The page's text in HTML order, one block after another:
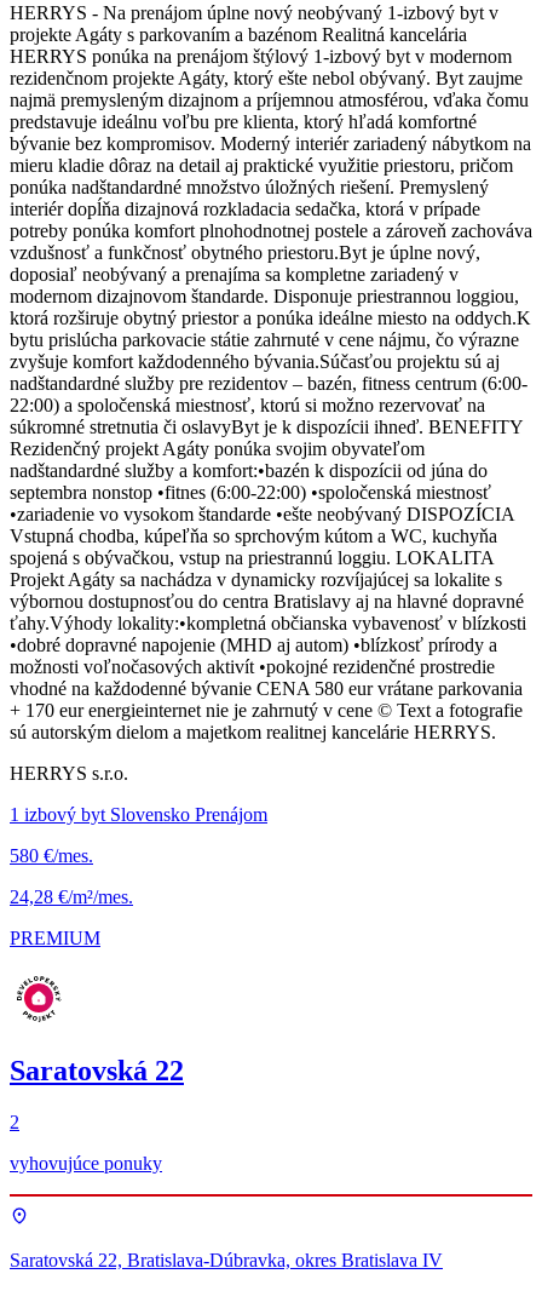
HERRYS - Na prenájom úplne nový neobývaný 1-izbový byt v
projekte Agáty s parkovaním a bazénom Realitná kancelária
HERRYS ponúka na prenájom štýlový 1-izbový byt v modernom
rezidenčnom projekte Agáty, ktorý ešte nebol obývaný. Byt zaujme
najmä premysleným dizajnom a príjemnou atmosférou, vďaka čomu
predstavuje ideálnu voľbu pre klienta, ktorý hľadá komfortné
bývanie bez kompromisov. Moderný interiér zariadený nábytkom na
mieru kladie dôraz na detail aj praktické využitie priestoru, pričom
ponúka nadštandardné množstvo úložných riešení. Premyslený
interiér dopĺňa dizajnová rozkladacia sedačka, ktorá v prípade
potreby ponúka komfort plnohodnotnej postele a zároveň zachováva
vzdušnosť a funkčnosť obytného priestoru.Byt je úplne nový,
doposiaľ neobývaný a prenajíma sa kompletne zariadený v
modernom dizajnovom štandarde. Disponuje priestrannou loggiou,
ktorá rozširuje obytný priestor a ponúka ideálne miesto na oddych.K
bytu prislúcha parkovacie státie zahrnuté v cene nájmu, čo výrazne
zvyšuje komfort každodenného bývania.Súčasťou projektu sú aj
nadštandardné služby pre rezidentov – bazén, fitness centrum (6:00-
22:00) a spoločenská miestnosť, ktorú si možno rezervovať na
súkromné stretnutia či oslavyByt je k dispozícii ihneď. BENEFITY
Rezidenčný projekt Agáty ponúka svojim obyvateľom
nadštandardné služby a komfort:•bazén k dispozícii od júna do
septembra nonstop •fitnes (6:00-22:00) •spoločenská miestnosť
•zariadenie vo vysokom štandarde •ešte neobývaný DISPOZÍCIA
Vstupná chodba, kúpeľňa so sprchovým kútom a WC, kuchyňa
spojená s obývačkou, vstup na priestrannú loggiu. LOKALITA
Projekt Agáty sa nachádza v dynamicky rozvíjajúcej sa lokalite s
výbornou dostupnosťou do centra Bratislavy aj na hlavné dopravné
ťahy.Výhody lokality:•kompletná občianska vybavenosť v blízkosti
•dobré dopravné napojenie (MHD aj autom) •blízkosť prírody a
možnosti voľnočasových aktivít •pokojné rezidenčné prostredie
vhodné na každodenné bývanie CENA 580 eur vrátane parkovania
+ 170 eur energieinternet nie je zahrnutý v cene © Text a fotografie
sú autorským dielom a majetkom realitnej kancelárie HERRYS.
HERRYS s.r.o.
1 izbový byt Slovensko Prenájom
580 €/mes.
24,28 €/m²/mes.
PREMIUM
Saratovská 22
2
vyhovujúce ponuky
Saratovská 22, Bratislava-Dúbravka, okres Bratislava IV